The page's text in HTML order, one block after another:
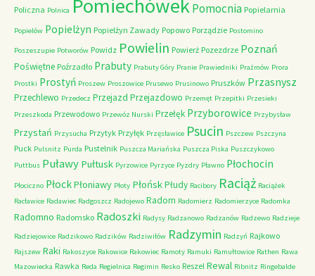
Policzna Polnica PomiechówekPomocnia Popielarnia
Popielów Popielżyn Popielżyn Zawady Popowo Porządzie Postomino
Poszeszupie Potworów Powidz Powielin Powierż Pozezdrze Poznań
Poświętne Poźrzadło Prabuty Prabuty Góry Pranie Prawiedniki Prażmów Prora
Prostki Prostyń Proszew Proszowice Prusewo Prusinowo Pruszków Przasnysz
Przechlewo Przedecz Przejazd Przejazdowo Przemęt Przepitki Przesieki
Przeszkoda Przewodowo Przewóz Nurski Przełęk Przyborowice Przybysław
Przystań Przysucha Przytyk Przyłęk Przęsławice Psucin Pszczew Pszczyna
Puck Pulsnitz Purda Pustelnik Puszcza Mariańska Puszcza Piska Puszczykowo
Puttbus Puławy Pułtusk Pyrzowice Pyrzyce Pyzdry Pławno Płochocin
Płociczno PłockPłoniawy Płoty PłońskPłudy Racibory Raciąż Raciążek
Racławice Radawiec Radgoszcz Radojewo Radom Radomierz Radomierzyce Radomka
Radomno Radomsko Radoszki Radysy Radzanowo Radzanów Radzewo Radzieje
Radziejowice Radzikowo Radzików Radziwiłów Radzymin Radzyń Rajkowo
Rajszew Raki Rakoszyce Rakowice Rakowiec Ramoty Ramuki Ramułtowice Rathen Rawa
Mazowiecka Rawka Reda Regielnica Regimin Resko Reszel Rewal Ribnitz Ringebalde